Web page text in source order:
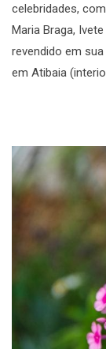
celebridades,
Maria Braga,
revendido em
em Atibaia